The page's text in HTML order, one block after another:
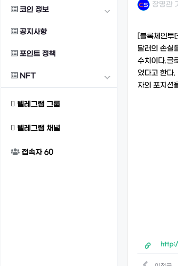
코인 정보
공지사항
포인트 정책
NFT
텔레그램 그룹
텔레그램 채널
접속자60
장명관
[블록체인
달러의 손실
수치이다.글
었다고 한
자의 포지션